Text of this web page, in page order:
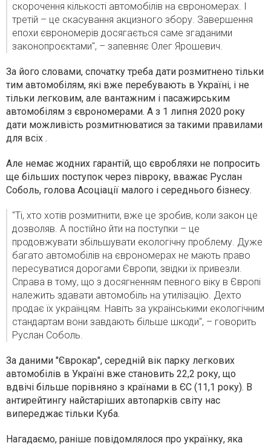
скорочення кількості автомобілів на єврономерах. І
третій – це скасування акцизного збору. Завершення
епохи єврономерів досягається саме згаданими
законопроєктами", – запевняє Олег Ярошевич.
За його словами, спочатку треба дати розмитнено тільки
тим автомобілям, які вже перебувають в Україні, і не
тільки легковим, але вантажним і пасажирським
автомобілям з єврономерами. А з 1 липня 2020 року
дати можливість розмитнюватися за такими правилами
для всіх .
Але немає жодних гарантій, що євробляхи не попросить
ще більших поступок через півроку, вважає Руслан
Соболь, голова Асоціації малого і середнього бізнесу.
"Ті, хто хотів розмитнити, вже це зробив, коли закон це
дозволяв. А постійно йти на поступки – це
продовжувати збільшувати екологічну проблему. Дуже
багато автомобілів на єврономерах не мають право
пересуватися дорогами Європи, звідки їх привезли.
Справа в тому, що з досягненням певного віку в Європі
належить здавати автомобіль на утилізацію. Дехто
продає їх українцям. Навіть за українськими екологічним
стандартам вони завдають більше шкоди", – говорить
Руслан Соболь.
За даними "Єврокар", середній вік парку легкових
автомобілів в Україні вже становить 22,2 року, що
вдвічі більше порівняно з країнами в ЄС (11,1 року). В
антирейтингу найстаріших автопарків світу нас
випереджає тільки Куба.
Нагадаємо, раніше повідомлялося про українку, яка